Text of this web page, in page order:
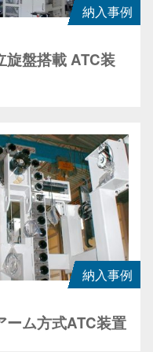
納入事例
旋盤搭載 ATC装
納入事例
ーム方式ATC装置